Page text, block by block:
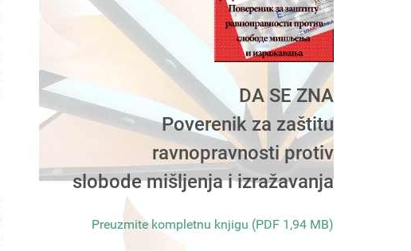
DA SE ZNA
Poverenik za zaštitu
ravnopravnosti protiv
slobode mišljenja i izražavanja
Preuzmite kompletnu knjigu (PDF 1,94 MB)